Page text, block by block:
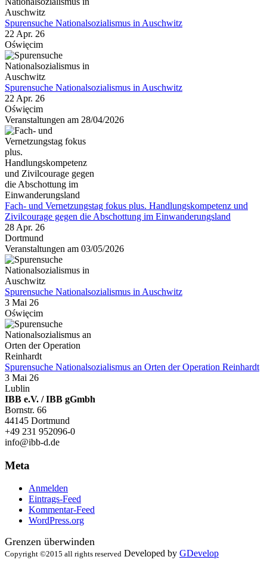
Spurensuche Nationalsozialismus in Auschwitz
22 Apr. 26
Oświęcim
Spurensuche Nationalsozialismus in Auschwitz
22 Apr. 26
Oświęcim
Veranstaltungen am 28/04/2026
Fach- und Vernetzungstag fokus plus. Handlungskompetenz und
Zivilcourage gegen die Abschottung im Einwanderungsland
28 Apr. 26
Dortmund
Veranstaltungen am 03/05/2026
Spurensuche Nationalsozialismus in Auschwitz
3 Mai 26
Oświęcim
Spurensuche Nationalsozialismus an Orten der Operation Reinhardt
3 Mai 26
Lublin
IBB e.V. / IBB gGmbh
Bornstr. 66
44145 Dortmund
+49 231 952096-0
info@ibb-d.de
Meta
Anmelden
Eintrags-Feed
Kommentar-Feed
WordPress.org
Grenzen überwinden
Copyright ©2015 all rights reserved Developed by GDevelop